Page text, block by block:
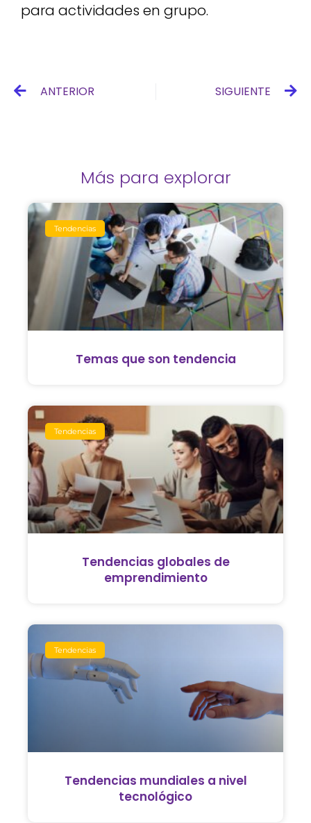
para actividades en grupo.
ANTERIOR SIGUIENTE
Más para explorar
Tendencias
Temas que son tendencia
Tendencias
Tendencias globales de
emprendimiento
Tendencias
Tendencias mundiales a nivel
tecnológico